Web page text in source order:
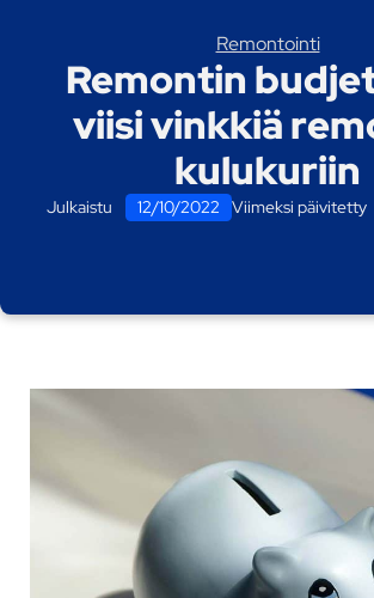
Remontointi
Remontin
viisi vinkkiä
kulukuriin
Julkaistu 12/10/2022 Viimeksi päivitetty